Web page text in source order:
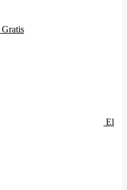
Gratis
El